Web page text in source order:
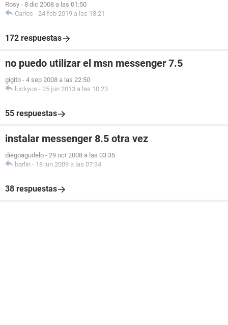
Rosy - 8 dic 2008 a las 01:50
Carlos - 24 feb 2019 a las 18:21
172 respuestas
no puedo utilizar el msn messenger 7.5
gigito - 4 sep 2008 a las 22:50
luckyus - 25 jun 2013 a las 10:23
55 respuestas
instalar messenger 8.5 otra vez
diegoagudelo - 29 oct 2008 a las 03:35
barlin - 18 jun 2009 a las 07:34
38 respuestas